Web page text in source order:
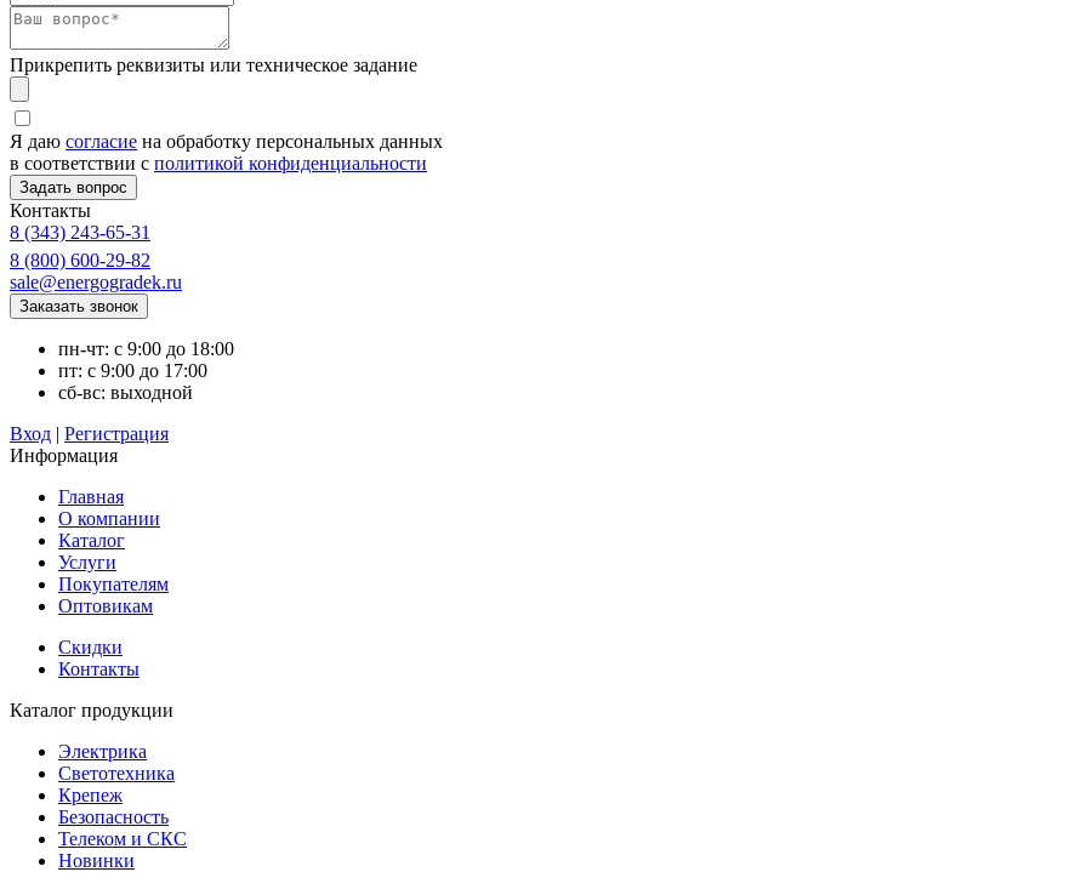
Прикрепить реквизиты или техническое задание
Я даю согласие на обработку персональных данных
в соответствии с политикой конфиденциальности
Контакты
8 (343) 243-65-31
8 (800) 600-29-82
sale@energogradek.ru
пн-чт: с 9:00 до 18:00
пт: с 9:00 до 17:00
сб-вс: выходной
Вход | Регистрация
Информация
Главная
О компании
Каталог
Услуги
Покупателям
Оптовикам
Скидки
Контакты
Каталог продукции
Электрика
Светотехника
Крепеж
Безопасность
Телеком и СКС
Новинки